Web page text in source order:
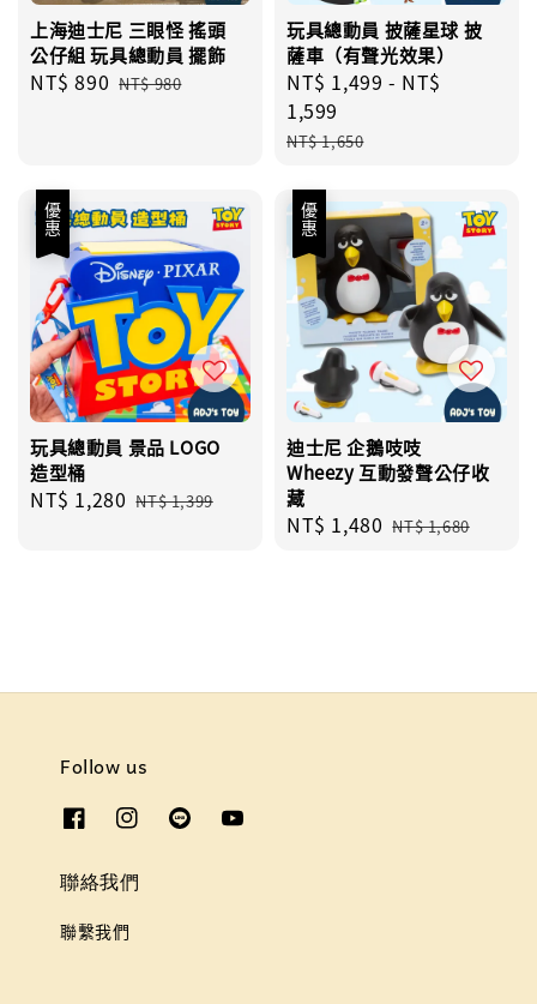
上海迪士尼 三眼怪 搖頭
公仔組 玩具總動員 擺飾
Sale
NT$ 890 Regular
NT$ 980
玩具總動員 披薩星球 披
薩車（有聲光效果）
Sale
price
NT$ 1,499 - NT$
1,599
Regular
NT$ 1,650
優惠
玩具總動員 景品 LOGO
造型桶
Sale
NT$ 1,280 Regular
NT$ 1,399
優惠
迪士尼 企鵝吱吱
Wheezy 互動發聲公仔收
藏
Sale
NT$ 1,480 Regular
NT$ 1,680
Follow us
聯絡我們
聯繫我們